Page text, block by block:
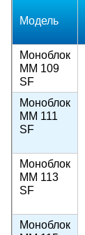
Модель
Моноблок
MM 109
SF
Моноблок
MM 111
SF
Моноблок
MM 113
SF
Моноблок